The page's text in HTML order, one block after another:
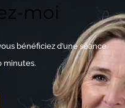
moi
bénéficiez d’une séance
minutes.